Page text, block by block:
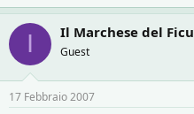
I Il Marchese del
Guest
17 Febbraio 2007